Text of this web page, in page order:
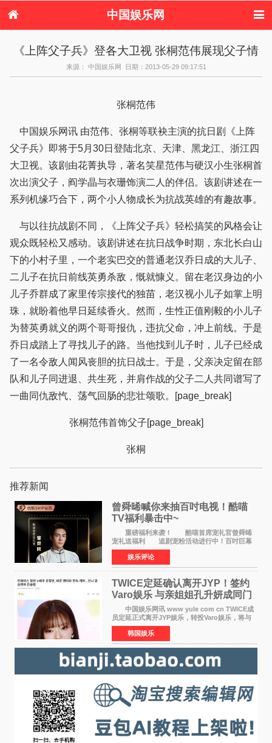
中国娱乐网
港台娱乐
日本娱乐 韩国娱乐
欧美娱乐
音乐新闻 影视新闻
内地明星八卦
《上阵父子兵》登各大卫视 张桐范伟展现父子情
来源： 中国娱乐网 日期：2013-05-29 09:17:51
张桐范伟
中国娱乐网讯 由范伟、张桐等联袂主演的抗日剧《上阵
父子兵》即将于5月30日登陆北京、天津、黑龙江、浙江四
大卫视。该剧由花菁执导，著名笑星范伟与硬汉小生张桐首
次出演父子，阎学晶与衣珊饰演二人的伴侣。该剧讲述在一
系列机缘巧合下，两个小人物成长为抗战英雄的有趣故事。
与以往抗战剧不同，《上阵父子兵》轻松搞笑的风格会让
观众既轻松又感动。该剧讲述在抗日战争时期，东北长白山
下的小村子里，一个老实巴交的普通老汉乔日成的大儿子、
二儿子在抗日前线英勇杀敌，慨就慷义。留在老汉身边的小
儿子乔群成了家里传宗接代的独苗，老汉视小儿子如掌上明
珠，就盼着他早日延续香火。然而，生性正值刚毅的小儿子
为替英勇就义的两个哥哥报仇，违抗父命，冲上前线。于是
乔日成踏上了寻找儿子的路。当他找到儿子时，儿子已经成
了一名令敌人闻风丧胆的抗日战士。于是，父亲决定留在部
队和儿子同进退、共生死，并肩作战的父子二人共同谱写了
一曲同仇敌忾、荡气回肠的悲壮颂歌。[page_break]
张桐范伟首饰父子[page_break]
张桐
推荐新闻
曾舜晞喊你来抽百吋电视！酷喵
TV福利暴击中~
重磅福利来袭！ 酷喵首席宠礼官曾舜晞
宠礼送福利 追剧宠粉活动进行中！百吋巨幕
电视 邀你来抽~活动时间：8月8日10:00 — 8
月23日23:59 三步轻松参与，大奖等你
拿： 1、打开电
娱乐评论
TWICE定延确认离开JYP！签约
Varo娱乐 与亲姐姐孔升妍成同门
中国娱乐网讯 www yule com cn TWICE成
员定延正式离开JYP娱乐，转投Varo娱乐，将与
亲姐姐孔升妍成为同门。 Varo娱乐于10日通
过官方SNS宣布："能与拥有多彩魅力和无限潜力
的俞定延结下珍贵
韩国娱乐